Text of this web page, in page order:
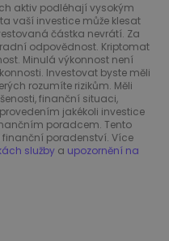
aktiv podléhají vysokým
vaší investice může klesat
částka nevrátí. Za
odpovědnost. Kriptomat
Minulá výkonnost není
Investovat byste měli
rozumíte rizikům. Měli
finanční situaci,
jakékoli investice
poradcem. Tento
poradenství. Více
služby a upozornění na